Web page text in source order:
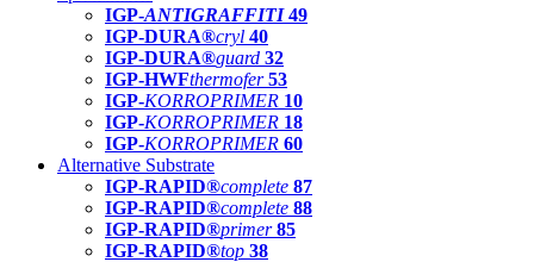
IGP-ANTIGRAFFITI49
IGP-DURA®cryl 40
IGP-DURA®guard 32
IGP-HWFthermofer 53
IGP-KORROPRIMER 10
IGP-KORROPRIMER 18
IGP-KORROPRIMER 60
Alternative Substrate
IGP-RAPID®complete 87
IGP-RAPID®complete 88
IGP-RAPID®primer 85
IGP-RAPID®top 38